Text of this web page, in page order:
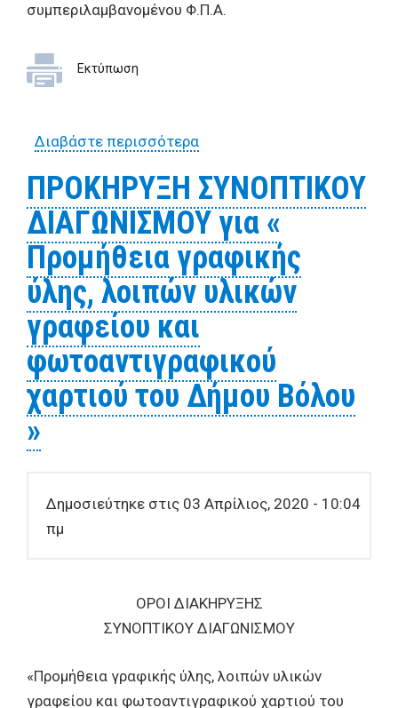
συμπεριλαμβανομένου Φ.Π.Α.
Εκτύπωση
Διαβάστε περισσότεραγια ΟΡΟΙ ΔΙΑΚΗΡΥΞΗΣ
για την "Προμήθεια
εξοπλισμού καθώς και
εργασίες συντήρησης,
μεταφοράς και
τοποθέτησης υπάρχοντος
εξοπλισμού που αφορά την
υποστήριξη των λουομένων
των παραλιών του Δήμου
Βόλου"
ΠΡΟΚΗΡΥΞΗ ΣΥΝΟΠΤΙΚΟΥ
ΔΙΑΓΩΝΙΣΜΟΥ για «
Προμήθεια γραφικής
ύλης, λοιπών υλικών
γραφείου και
φωτοαντιγραφικού
χαρτιού του Δήμου Βόλου
»
Δημοσιεύτηκε στις 03 Απρίλιος, 2020 - 10:04
πμ
ΟΡΟΙ ΔΙΑΚΗΡΥΞΗΣ
ΣΥΝΟΠΤΙΚΟΥ ΔΙΑΓΩΝΙΣΜΟΥ
«Προμήθεια γραφικής ύλης, λοιπών υλικών
γραφείου και φωτοαντιγραφικού χαρτιού του